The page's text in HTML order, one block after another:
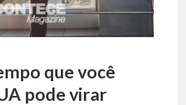
que você
pode virar